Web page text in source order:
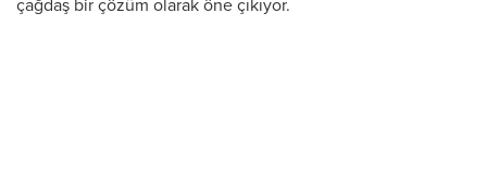
çağdaş bir çözüm olarak öne çıkıyor.